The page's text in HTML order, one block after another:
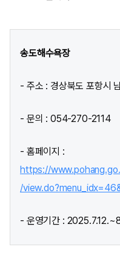
송도해수욕장
- 주소 : 경상북도 포항시
- 문의 : 054-270-2114
- 홈페이지 :
https://
/
- 운영기간 :